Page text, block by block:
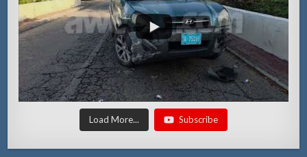
Load More... Subscribe